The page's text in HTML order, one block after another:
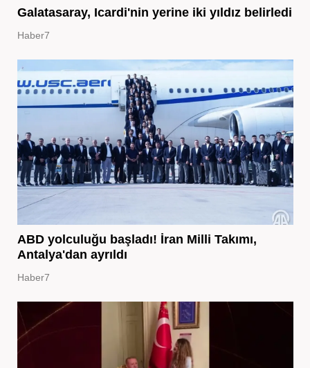
Galatasaray, Icardi'nin yerine iki yıldız belirledi
Haber7
ABD yolculuğu başladı! İran Milli Takımı,
Antalya'dan ayrıldı
Haber7